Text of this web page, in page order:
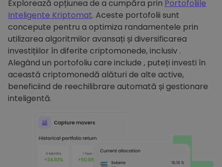
Explorează opțiunea de a cumpăra prin Portofoliile
Inteligente Kriptomat. Aceste portofolii sunt
concepute pentru a optimiza randamentele prin
utilizarea algoritmilor avansați și diversificarea
investițiilor în diferite criptomonede, inclusiv .
Alegând un portofoliu care include , puteți investi în
această criptomonedă alături de alte active,
beneficiind de reechilibrare automată și gestionare
inteligentă.